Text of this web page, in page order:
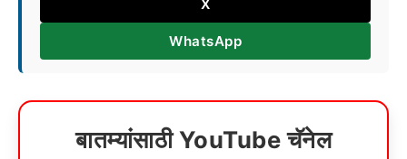
X
WhatsApp
बातम्यांसाठी YouTube चॅनेल